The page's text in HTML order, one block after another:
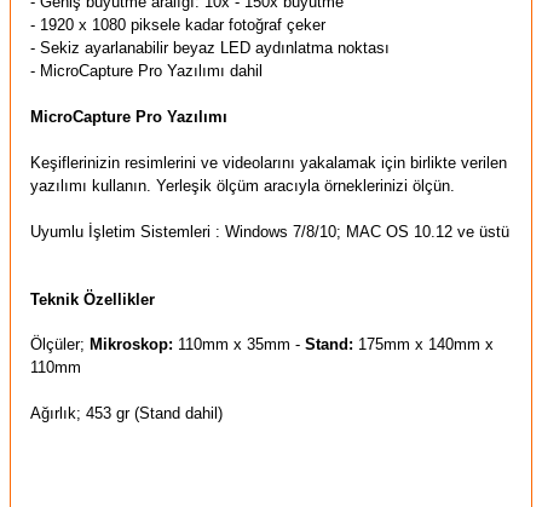
- 1920 x 1080 piksele kadar fotoğraf çeker
- Sekiz ayarlanabilir beyaz LED aydınlatma noktası
- MicroCapture Pro Yazılımı dahil
MicroCapture Pro Yazılımı
Keşiflerinizin resimlerini ve videolarını yakalamak için birlikte verilen
yazılımı kullanın. Yerleşik ölçüm aracıyla örneklerinizi ölçün.
Uyumlu İşletim Sistemleri : Windows 7/8/10; MAC OS 10.12 ve üstü
Teknik Özellikler
Ölçüler; Mikroskop: 110mm x 35mm - Stand: 175mm x 140mm x
110mm
Ağırlık; 453 gr (Stand dahil)